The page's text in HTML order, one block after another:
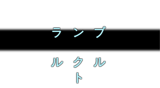
ラ ン ブ
ル ク ル
ト